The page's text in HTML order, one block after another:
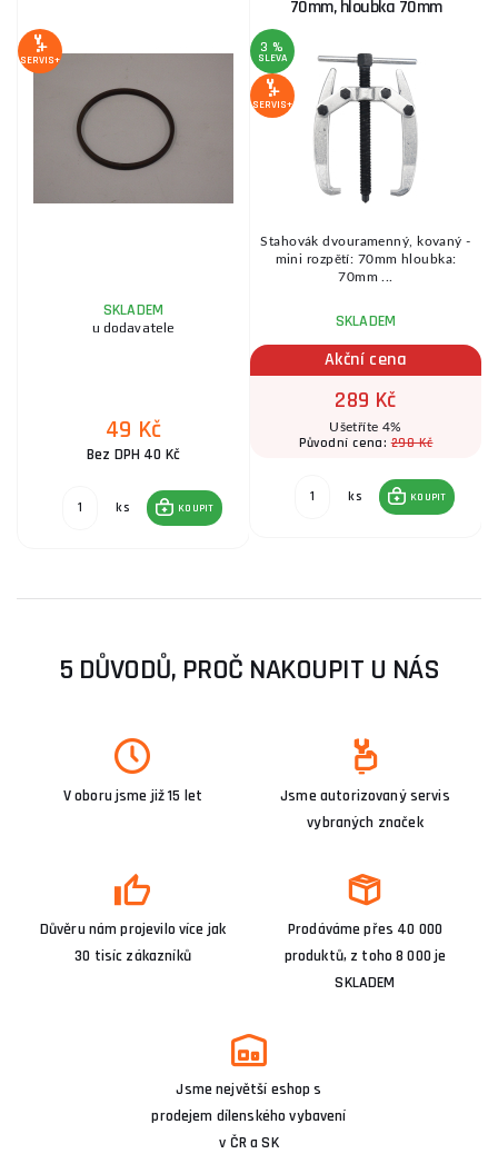
SERVIS+
SKLADEM
u dodavatele
49 Kč
Bez DPH 40 Kč
ks KOUPIT
70mm, hloubka 70mm
3 %
SLEVA
SERVIS+
Stahovák dvouramenný, kovaný -
mini rozpětí: 70mm hloubka:
70mm ...
SKLADEM
Akční cena
289 Kč
Ušetříte 4%
Původní cena:298 Kč
ks KOUPIT
5 DŮVODŮ, PROČ NAKOUPIT U NÁS
V oboru jsme již 15 let
Jsme autorizovaný servis
vybraných značek
Důvěru nám projevilo více jak
30 tisíc zákazníků
Prodáváme přes 40 000
produktů, z toho 8 000 je
SKLADEM
Jsme největší eshop s
prodejem dílenského vybavení
v ČR a SK